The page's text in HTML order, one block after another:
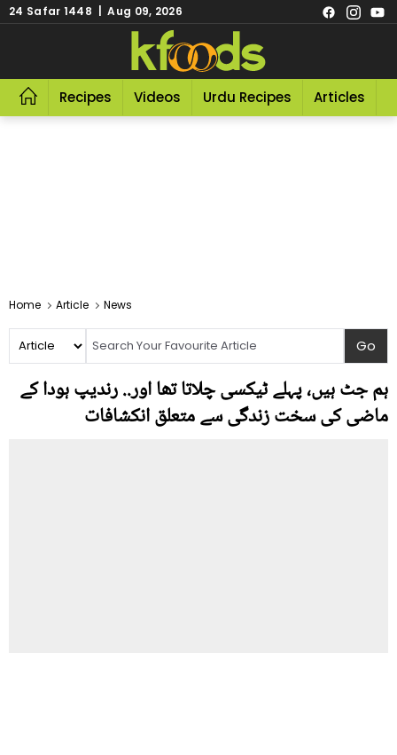
24 Safar 1448 | Aug 09, 2026
Recipes Videos Urdu Recipes Articles
Home Article News
ہم جٹ ہیں، پہلے ٹیکسی چلاتا تھا اور.. رندیپ ہودا کے
ماضی کی سخت زندگی سے متعلق انکشافات